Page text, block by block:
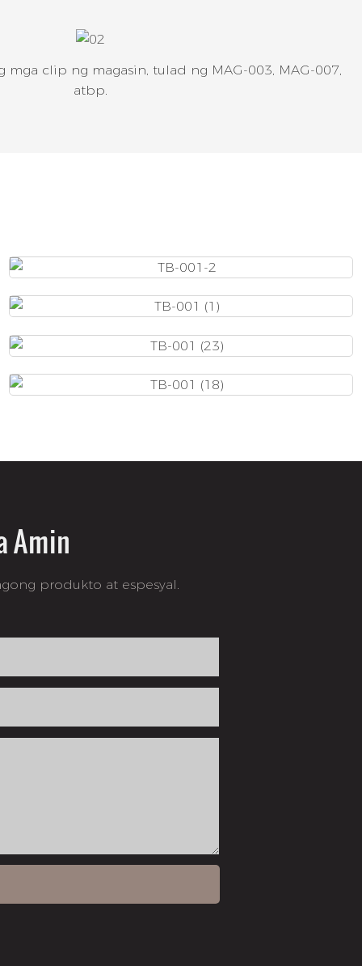
mga clip ng magasin, tulad ng MAG-003, MAG-007,
atbp.
Amin
produkto at espesyal.